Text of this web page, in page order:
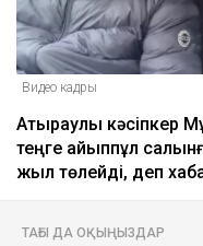
Видео кадры
Атыраулық кәсіпкер
теңге айыппұл
жыл төлейді, деп
ТАҒЫ ДА ОҚЫҢЫЗДАР